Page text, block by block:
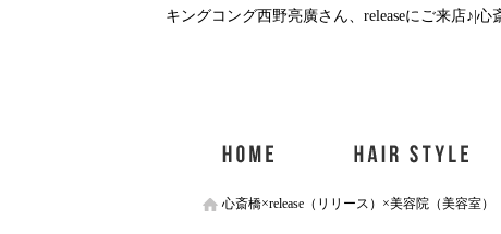
心斎橋×release（リリース）×美容院（美容室）